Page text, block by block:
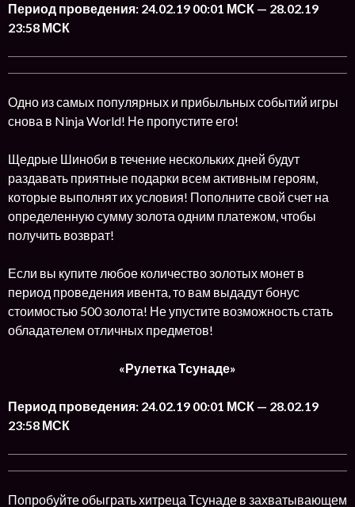
Период проведения: 24.02.19 00:01 МСК — 28.02.19
23:58 МСК
Одно из самых популярных и прибыльных событий игры
снова в Ninja World! Не пропустите его!
Щедрые Шиноби в течение нескольких дней будут
раздавать приятные подарки всем активным героям,
которые выполнят их условия! Пополните свой счет на
определенную сумму золота одним платежом, чтобы
получить возврат!
Если вы купите любое количество золотых монет в
период проведения ивента, то вам выдадут бонус
стоимостью 500 золота! Не упустите возможность стать
обладателем отличных предметов!
«Рулетка Тсунаде»
Период проведения: 24.02.19 00:01 МСК — 28.02.19
23:58 МСК
Попробуйте обыграть хитреца Тсунаде в захватывающем